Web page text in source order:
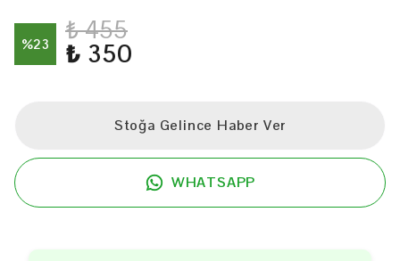
%23 ₺ 455
₺ 350
Stoğa Gelince Haber Ver
WHATSAPP